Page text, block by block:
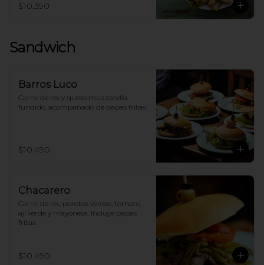
$10.390
Sandwich
Barros Luco
Carne de res y queso muzzarella
fundido, acompañado de papas fritas.
$10.490
Chacarero
Carne de res, porotos verdes, tomate,
ají verde y mayonesa. Incluye papas
fritas.
$10.490